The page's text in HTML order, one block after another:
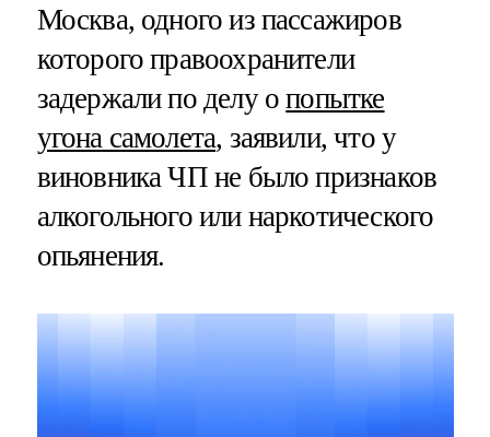
Москва, одного из пассажиров
которого правоохранители
задержали по делу опопытке
угона самолета, заявили, что у
виновника ЧП не было признаков
алкогольного или наркотического
опьянения.